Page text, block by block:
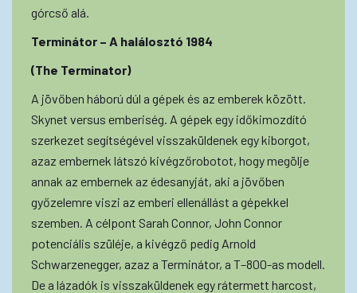
górcső alá.
Terminátor – A halálosztó 1984
(The Terminator)
A jövőben háború dúl a gépek és az emberek között.
Skynet versus emberiség. A gépek egy időkimozdító
szerkezet segítségével visszaküldenek egy kiborgot,
azaz embernek látszó kivégzőrobotot, hogy megölje
annak az embernek az édesanyját, aki a jövőben
győzelemre viszi az emberi ellenállást a gépekkel
szemben. A célpont Sarah Connor, John Connor
potenciális szüléje, a kivégző pedig Arnold
Schwarzenegger, azaz a Terminátor, a T–800-as modell.
De a lázadók is visszaküldenek egy rátermett harcost,